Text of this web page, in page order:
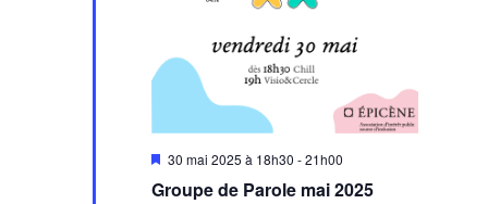
Mis
avant
30 mai 2025 à 18h30 -21h00
Groupe de Parole mai 2025